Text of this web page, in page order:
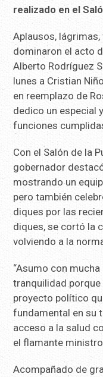
realizado en el
Aplausos,
dominaron el acto
Alberto Rodríguez
lunes a Cristian
en reemplazo de
dedico un especial
funciones
Con el Salón de la
gobernador
mostrando un
pero también
diques por las
diques, se cortó la
volviendo a la
“Asumo con
tranquilidad
proyecto político
fundamental en su
acceso a la salud
el flamante
Acompañado de